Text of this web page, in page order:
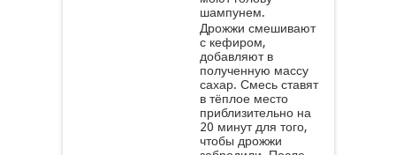
шампунем.
Дрожжи смешивают
с кефиром,
добавляют в
полученную массу
сахар. Смесь ставят
в тёплое место
приблизительно на
20 минут для того,
чтобы дрожжи